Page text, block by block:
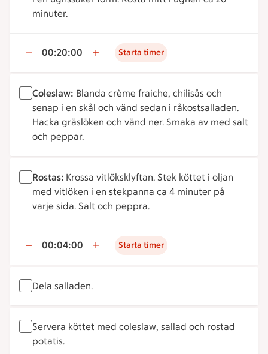
minuter.
00:20:00 Starta timer
Coleslaw: Blanda crème fraiche, chilisås och
senap i en skål och vänd sedan i råkostsalladen.
Hacka gräslöken och vänd ner. Smaka av med salt
och peppar.
Rostas: Krossa vitlöksklyftan. Stek köttet i oljan
med vitlöken i en stekpanna ca 4 minuter på
varje sida. Salt och peppra.
00:04:00 Starta timer
Dela salladen.
Servera köttet med coleslaw, sallad och rostad
potatis.